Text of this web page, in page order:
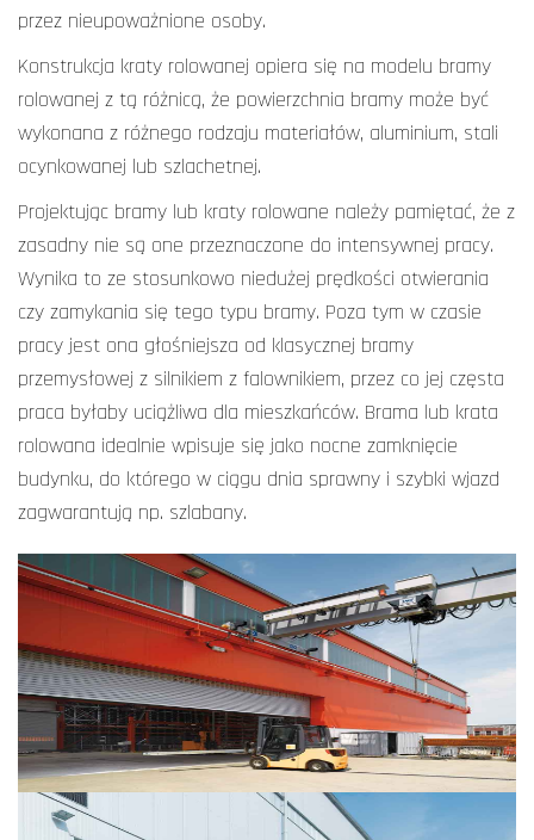
przez nieupoważnione osoby.
Konstrukcja kraty rolowanej opiera się na modelu bramy
rolowanej z tą różnicą, że powierzchnia bramy może być
wykonana z różnego rodzaju materiałów, aluminium, stali
ocynkowanej lub szlachetnej.
Projektując bramy lub kraty rolowane należy pamiętać, że z
zasadny nie są one przeznaczone do intensywnej pracy.
Wynika to ze stosunkowo niedużej prędkości otwierania
czy zamykania się tego typu bramy. Poza tym w czasie
pracy jest ona głośniejsza od klasycznej bramy
przemysłowej z silnikiem z falownikiem, przez co jej częsta
praca byłaby uciążliwa dla mieszkańców. Brama lub krata
rolowana idealnie wpisuje się jako nocne zamknięcie
budynku, do którego w ciągu dnia sprawny i szybki wjazd
zagwarantują np. szlabany.